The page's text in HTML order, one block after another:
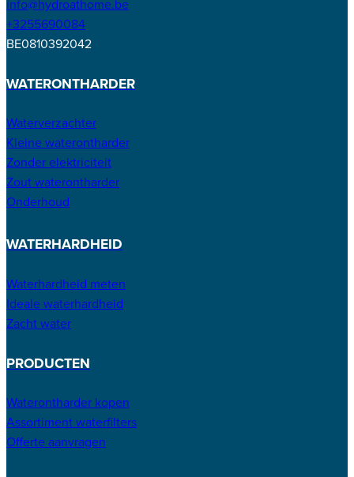
info@hydroathome.be
+3255690084
BE0810392042
WATERONTHARDER
Waterverzachter
Kleine waterontharder
Zonder elektriciteit
Zout waterontharder
Onderhoud
WATERHARDHEID
Waterhardheid meten
Ideale waterhardheid
Zacht water
PRODUCTEN
Waterontharder kopen
Assortiment waterfilters
Offerte aanvragen